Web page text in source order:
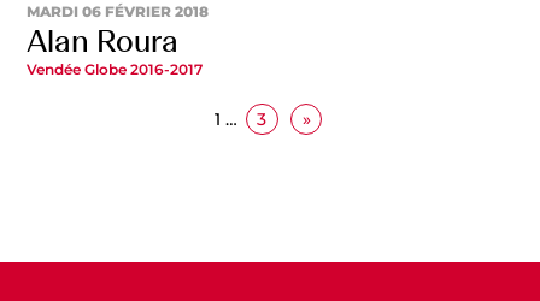
MARDI 06 FÉVRIER 2018
Alan Roura
Vendée Globe 2016-2017
1 … 3 »